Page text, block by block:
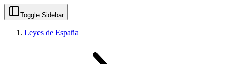
Toggle Sidebar
Leyes de España